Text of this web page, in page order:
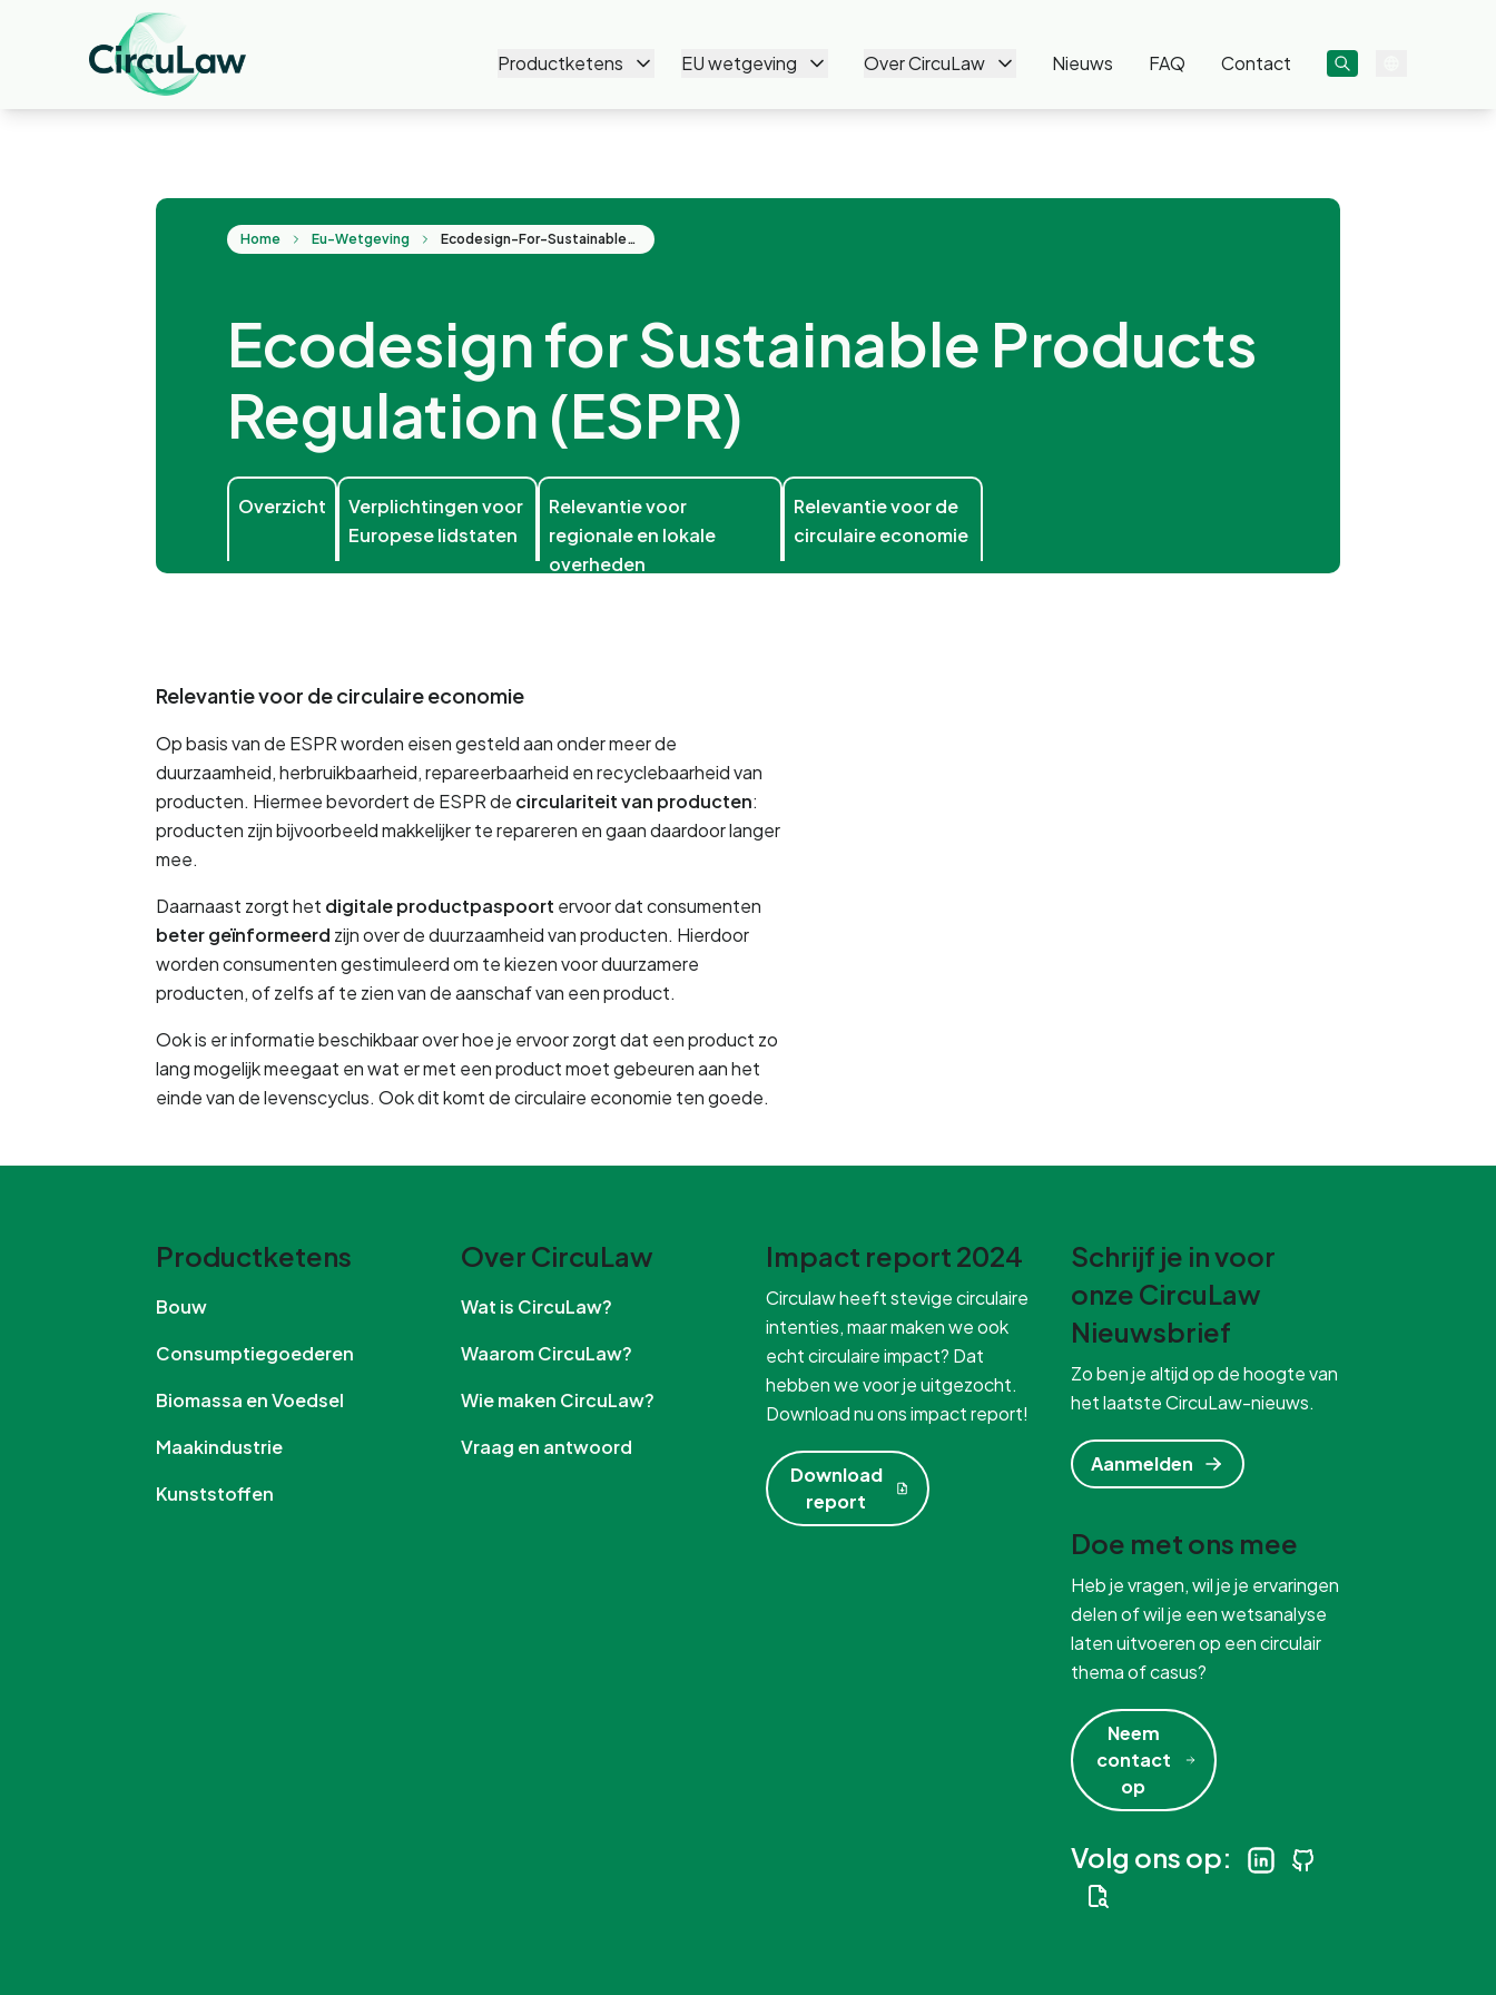
Productketens EU wetgeving Over CircuLaw Nieuws FAQ Contact
Home Eu-Wetgeving Ecodesign-For-Sustainable-Products-Regulation-(espr)
Ecodesign for Sustainable Products
Regulation (ESPR)
Overzicht
Verplichtingen voor
Europese lidstaten
Relevantie voor
regionale en lokale
overheden
Relevantie voor de
circulaire economie
Relevantie voor de circulaire economie
Op basis van de ESPR worden eisen gesteld aan onder meer de
duurzaamheid, herbruikbaarheid, repareerbaarheid en recyclebaarheid van
producten. Hiermee bevordert de ESPR de circulariteit van producten:
producten zijn bijvoorbeeld makkelijker te repareren en gaan daardoor langer
mee.
Daarnaast zorgt het digitale productpaspoort ervoor dat consumenten
beter geïnformeerd zijn over de duurzaamheid van producten. Hierdoor
worden consumenten gestimuleerd om te kiezen voor duurzamere
producten, of zelfs af te zien van de aanschaf van een product.
Ook is er informatie beschikbaar over hoe je ervoor zorgt dat een product zo
lang mogelijk meegaat en wat er met een product moet gebeuren aan het
einde van de levenscyclus. Ook dit komt de circulaire economie ten goede.
Productketens
Bouw
Consumptiegoederen
Biomassa en Voedsel
Maakindustrie
Kunststoffen
Over CircuLaw
Wat is CircuLaw?
Waarom CircuLaw?
Wie maken CircuLaw?
Vraag en antwoord
Impact report 2024
Circulaw heeft stevige circulaire
intenties, maar maken we ook
echt circulaire impact? Dat
hebben we voor je uitgezocht.
Download nu ons impact report!
Download
report
Schrijf je in voor
onze CircuLaw
Nieuwsbrief
Zo ben je altijd op de hoogte van
het laatste CircuLaw-nieuws.
Aanmelden
Doe met ons mee
Heb je vragen, wil je je ervaringen
delen of wil je een wetsanalyse
laten uitvoeren op een circulair
thema of casus?
Neem
contact
op
Volg ons op: